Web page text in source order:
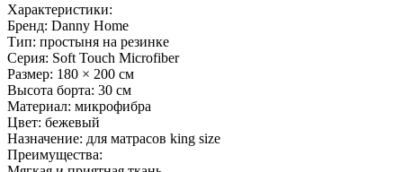
Характеристики:
Бренд: Danny Home
Тип: простыня на резинке
Серия: Soft Touch Microfiber
Размер: 180 × 200 см
Высота борта: 30 см
Материал: микрофибра
Цвет: бежевый
Назначение: для матрасов king size
Преимущества: